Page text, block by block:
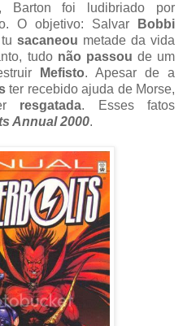
Barton foi ludibriado por
O objetivo: Salvar Bobbi
sacaneou metade da vida
tudo não passou de um
Mefisto. Apesar de a
ter recebido ajuda de Morse,
resgatada. Esses fatos
Annual 2000.